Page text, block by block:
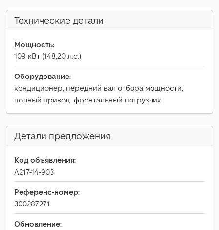
Технические детали
Мощность:
109 кВт (148,20 л.с.)
Оборудование:
кондиционер, передний вал отбора мощности,
полный привод, фронтальный погрузчик
Детали предложения
Код объявления:
A217-14-903
Референс-номер:
300287271
Обновление: